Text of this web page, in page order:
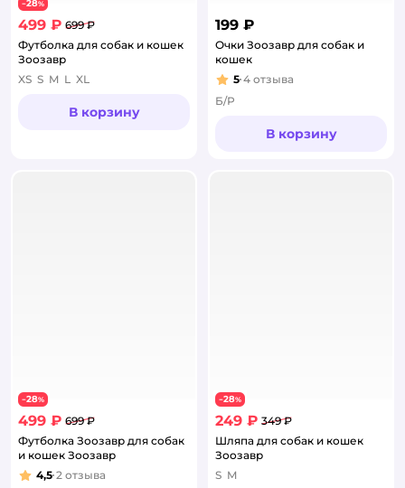
−28%
499 ₽ 699 ₽
Футболка для собак и кошек
Зоозавр
XS S M L XL
В корзину
199 ₽
Очки Зоозавр для собак и
кошек
Рейтинг:
5 4 отзыва
Б/Р
В корзину
−28%
499 ₽ 699 ₽
Футболка Зоозавр для собак
и кошек Зоозавр
Рейтинг:
4,5 2 отзыва
−28%
249 ₽ 349 ₽
Шляпа для собак и кошек
Зоозавр
S M